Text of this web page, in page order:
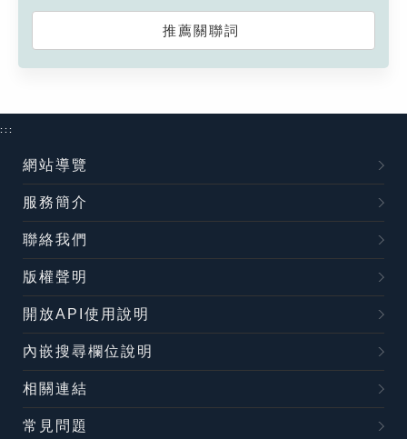
推薦關聯詞
:::
網站導覽
服務簡介
聯絡我們
版權聲明
開放API使用說明
內嵌搜尋欄位說明
相關連結
常見問題